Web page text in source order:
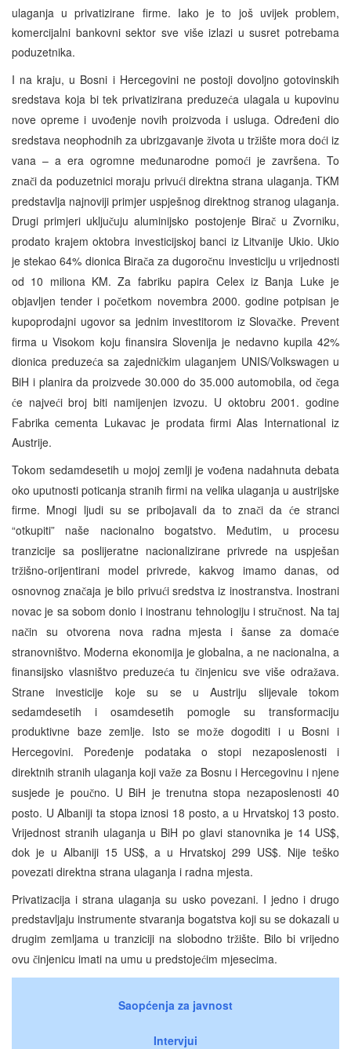
ulaganja u privatizirane firme. Iako je to još uvijek problem,
komercijalni bankovni sektor sve više izlazi u susret potrebama
poduzetnika.
I na kraju, u Bosni i Hercegovini ne postoji dovoljno gotovinskih
sredstava koja bi tek privatizirana preduzeća ulagala u kupovinu
nove opreme i uvođenje novih proizvoda i usluga. Određeni dio
sredstava neophodnih za ubrizgavanje života u tržište mora doći iz
vana – a era ogromne međunarodne pomoći je završena. To
znači da poduzetnici moraju privući direktna strana ulaganja. TKM
predstavlja najnoviji primjer uspješnog direktnog stranog ulaganja.
Drugi primjeri uključuju aluminijsko postojenje Biraču Zvorniku,
prodato krajem oktobra investicijskoj banci iz Litvanije Ukio. Ukio
je stekao 64% dionica Birača za dugoročnu investiciju u vrijednosti
od 10 miliona KM. Za fabriku papira Celex iz Banja Luke je
objavljen tender i početkom novembra 2000. godine potpisan je
kupoprodajni ugovor sa jednim investitorom iz Slovačke. Prevent
firma u Visokom koju finansira Slovenija je nedavno kupila 42%
dionica preduzeća sa zajedničkim ulaganjem UNIS/Volkswagen u
BiH i planira da proizvede 30.000 do 35.000 automobila, od čega
će najveći broj biti namijenjen izvozu. U oktobru 2001. godine
Fabrika cementa Lukavac je prodata firmi Alas International iz
Austrije.
Tokom sedamdesetih u mojoj zemlji je vođena nadahnuta debata
oko uputnosti poticanja stranih firmi na velika ulaganja u austrijske
firme. Mnogi ljudi su se pribojavali da to znači da će stranci
“otkupiti” naše nacionalno bogatstvo. Međutim, u procesu
tranzicije sa poslijeratne nacionalizirane privrede na uspješan
tržišno-orijentirani model privrede, kakvog imamo danas, od
osnovnog značaja je bilo privući sredstva iz inostranstva. Inostrani
novac je sa sobom donio i inostranu tehnologiju i stručnost. Na taj
način su otvorena nova radna mjesta i šanse za domaće
stranovništvo. Moderna ekonomija je globalna, a ne nacionalna, a
finansijsko vlasništvo preduzeća tu činjenicu sve više odražava.
Strane investicije koje su se u Austriju slijevale tokom
sedamdesetih i osamdesetih pomogle su transformaciju
produktivne baze zemlje. Isto se može dogoditi i u Bosni i
Hercegovini. Poređenje podataka o stopi nezaposlenosti i
direktnih stranih ulaganja koji važe za Bosnu i Hercegovinu i njene
susjede je poučno. U BiH je trenutna stopa nezaposlenosti 40
posto. U Albaniji ta stopa iznosi 18 posto, a u Hrvatskoj 13 posto.
Vrijednost stranih ulaganja u BiH po glavi stanovnika je 14 US$,
dok je u Albaniji 15 US$, a u Hrvatskoj 299 US$. Nije teško
povezati direktna strana ulaganja i radna mjesta.
Privatizacija i strana ulaganja su usko povezani. I jedno i drugo
predstavljaju instrumente stvaranja bogatstva koji su se dokazali u
drugim zemljama u tranziciji na slobodno tržište. Bilo bi vrijedno
ovu činjenicu imati na umu u predstojećim mjesecima.
Saopćenja za javnost
Intervjui